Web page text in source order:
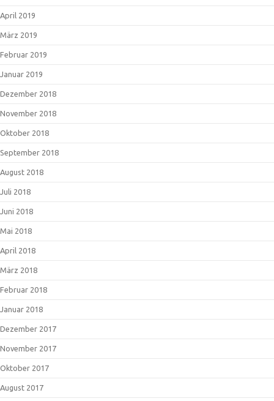
April 2019
März 2019
Februar 2019
Januar 2019
Dezember 2018
November 2018
Oktober 2018
September 2018
August 2018
Juli 2018
Juni 2018
Mai 2018
April 2018
März 2018
Februar 2018
Januar 2018
Dezember 2017
November 2017
Oktober 2017
August 2017